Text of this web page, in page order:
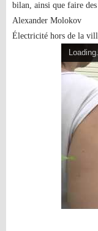
bilan, ainsi que faire
Alexander Molokov
Électricité hors de la